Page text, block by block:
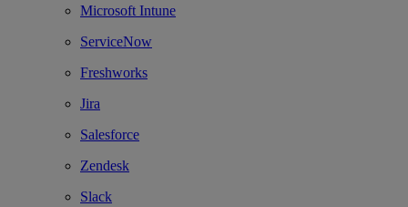
Microsoft Intune
ServiceNow
Freshworks
Jira
Salesforce
Zendesk
Slack